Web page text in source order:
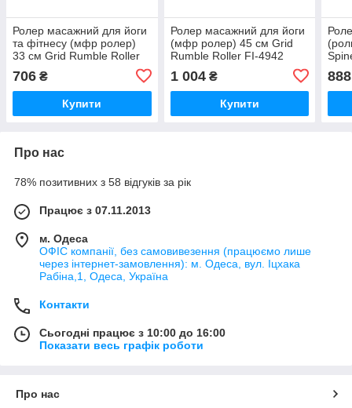
Ролер масажний для йоги
та фітнесу (мфр ролер)
33 см Grid Rumble Roller
706 ₴
Купити
Ролер масажний для йоги
(мфр ролер) 45 см Grid
Rumble Roller FI-4942
1 004₴
Купити
888
Про нас
78% позитивних з 58 відгуків за рік
Працює з 07.11.2013
м. Одеса
ОФІС компанії, без самовивезення (працюємо лише
через інтернет-замовлення): м. Одеса, вул. Іцхака
Рабіна,1, Одеса, Україна
Контакти
Сьогодні працює з 10:00 до 16:00
Показати весь графік роботи
Про нас